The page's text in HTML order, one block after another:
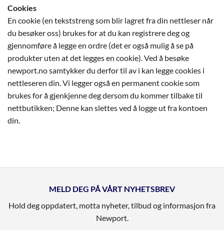
Cookies
En cookie (en tekststreng som blir lagret fra din nettleser når
du besøker oss) brukes for at du kan registrere deg og
gjennomføre å legge en ordre (det er også mulig å se på
produkter uten at det legges en cookie). Ved å besøke
newport.no samtykker du derfor til av i kan legge cookies i
nettleseren din. Vi legger også en permanent cookie som
brukes for å gjenkjenne deg dersom du kommer tilbake til
nettbutikken; Denne kan slettes ved å logge ut fra kontoen
din.
MELD DEG PÅ VÅRT NYHETSBREV
Hold deg oppdatert, motta nyheter, tilbud og informasjon fra
Newport.